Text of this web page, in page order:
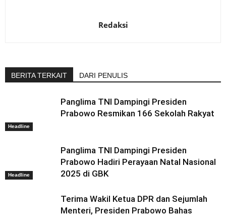
Redaksi
BERITA TERKAIT DARI PENULIS
Headline
Panglima TNI Dampingi Presiden
Prabowo Resmikan 166 Sekolah Rakyat
Headline
Panglima TNI Dampingi Presiden
Prabowo Hadiri Perayaan Natal Nasional
2025 di GBK
Terima Wakil Ketua DPR dan Sejumlah
Menteri, Presiden Prabowo Bahas